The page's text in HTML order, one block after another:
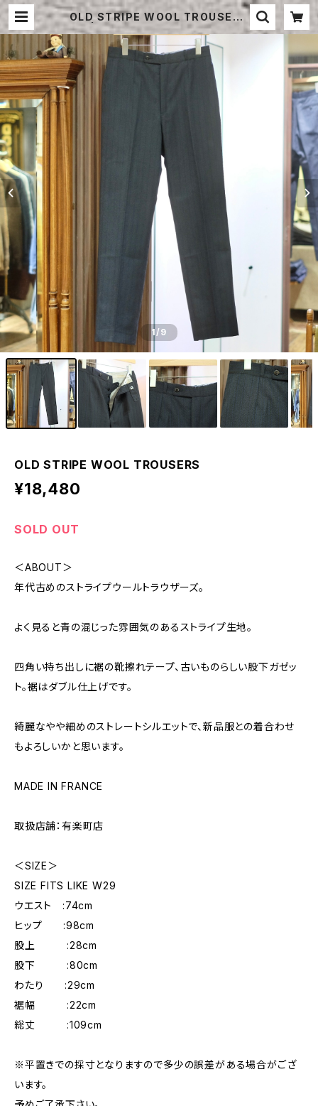
OLD STRIPE WOOL TROUSERS
| STRAYSHEEP ONLINE
1/9
OLD STRIPE WOOL TROUSERS
¥18,480
SOLD OUT
＜ABOUT＞
年代古めのストライプウールトラウザーズ。
よく見ると青の混じった雰囲気のあるストライプ生地。
四角い持ち出しに裾の靴擦れテープ、古いものらしい股下ガゼッ
ト。裾はダブル仕上げです。
綺麗なやや細めのストレートシルエットで、新品服との着合わせ
もよろしいかと思います。
MADE IN FRANCE
取扱店舗：有楽町店
＜SIZE＞
SIZE FITS LIKE W29
ウエスト :74cm
ヒップ :98cm
股上 :28cm
股下 :80cm
わたり :29cm
裾幅 :22cm
総丈 :109cm
※平置きでの採寸となりますので多少の誤差がある場合がござ
います。